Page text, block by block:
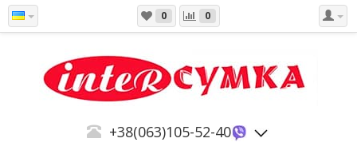
0 0
+38(063)105-52-40